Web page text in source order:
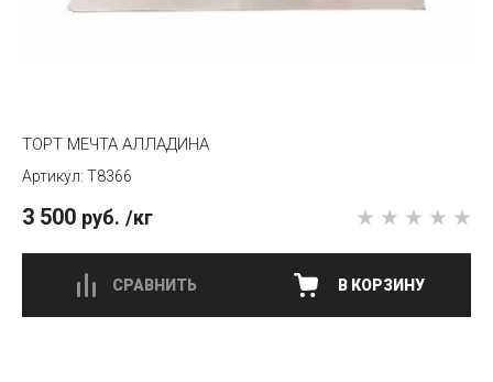
ТОРТ МЕЧТА АЛЛАДИНА
T8366
3 500 руб. /кг